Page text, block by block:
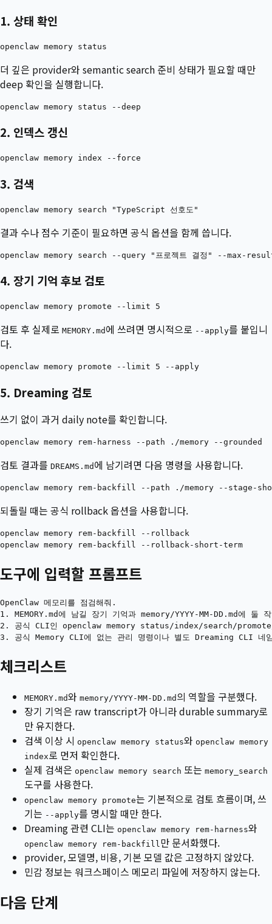
1. 상태 확인
더 깊은 provider와 semantic search 준비 상태가 필요할 때만
deep 확인을 실행합니다.
2. 인덱스 갱신
3. 검색
결과 수나 점수 기준이 필요하면 공식 옵션을 함께 씁니다.
4. 장기 기억 후보 검토
검토 후 실제로 MEMORY.md 에 쓰려면 명시적으로 --apply를 붙입니
다.
5. Dreaming 검토
쓰기 없이 과거 daily note를 확인합니다.
검토 결과를 DREAMS.md 에 남기려면 다음 명령을 사용합니다.
되돌릴 때는 공식 rollback 옵션을 사용합니다.
openclaw memory rem-backfill --rollback
도구에 입력할 프롬프트
OpenClaw 메모리를 점검해줘.
1. MEMORY.md에 남길 장기 기억과 memory/YYYY-MM-DD.md에 둘
2. 공식 CLI인 openclaw memory status/index/search/
체크리스트
MEMORY.md와 memory/YYYY-MM-DD.md 의 역할을 구분했다.
장기 기억은 raw transcript가 아니라 durable summary로
만 유지한다.
검색 이상 시 openclaw memory status와 openclaw memory
index로 먼저 확인한다.
실제 검색은 openclaw memory search 또는 memory_search
도구를 사용한다.
openclaw memory promote는 기본적으로 검토 흐름이며, 쓰
기는 --apply를 명시할 때만 한다.
Dreaming 관련 CLI는 openclaw memory rem-harness와
openclaw memory rem-backfill만 문서화했다.
provider, 모델명, 비용, 기본 모델 값은 고정하지 않았다.
민감 정보는 워크스페이스 메모리 파일에 저장하지 않는다.
다음 단계